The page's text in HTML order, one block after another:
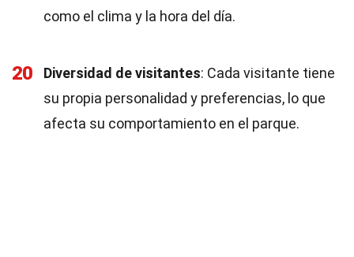
como el clima y la hora del día.
20 Diversidad de visitantes: Cada visitante tiene
su propia personalidad y preferencias, lo que
afecta su comportamiento en el parque.